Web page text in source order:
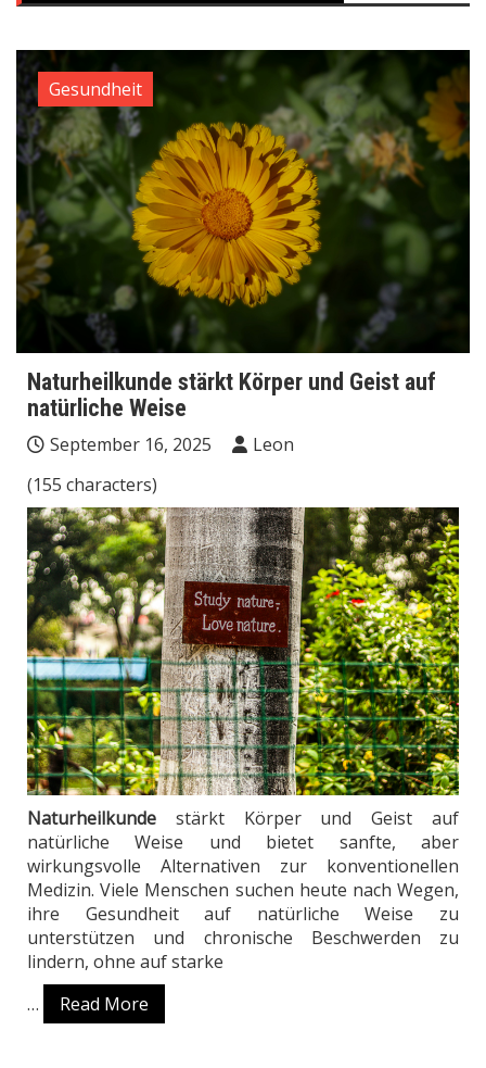
Gesundheit
Naturheilkunde stärkt Körper und Geist auf
natürliche Weise
September 16, 2025
Leon
(155 characters)
Naturheilkunde stärkt Körper und Geist auf
natürliche Weise und bietet sanfte, aber
wirkungsvolle Alternativen zur konventionellen
Medizin. Viele Menschen suchen heute nach Wegen,
ihre Gesundheit auf natürliche Weise zu
unterstützen und chronische Beschwerden zu
lindern, ohne auf starke
…
Read More